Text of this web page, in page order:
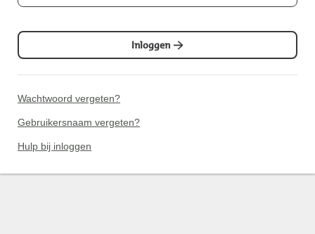
Inloggen
Wachtwoord vergeten?
Gebruikersnaam vergeten?
Hulp bij inloggen